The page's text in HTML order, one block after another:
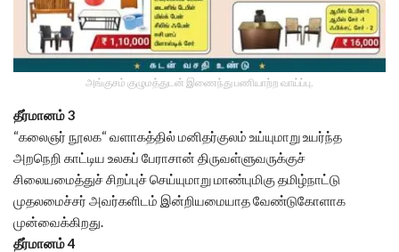
அங்குசம் குழுமத்துடன் இணைந்து பணியாற்ற வாய்ப்பு.
தீர்மானம் 3
“கலைஞர் நூலக“ வளாகத்தில் மனிதர்குலம் உய்யுமாறு உயர்ந்த
அறநெறி காட்டிய உலகப் பேராசான் திருவள்ளுவருக்குச்
சிலையமைத்துச் சிறப்புச் செய்யுமாறு மாண்புமிகு தமிழ்நாட்டு
முதலமைச்சர் அவர்களிடம் இன்றியமையாத வேண்டுகோளாக
முன்வைக்கிறது.
தீர்மானம் 4